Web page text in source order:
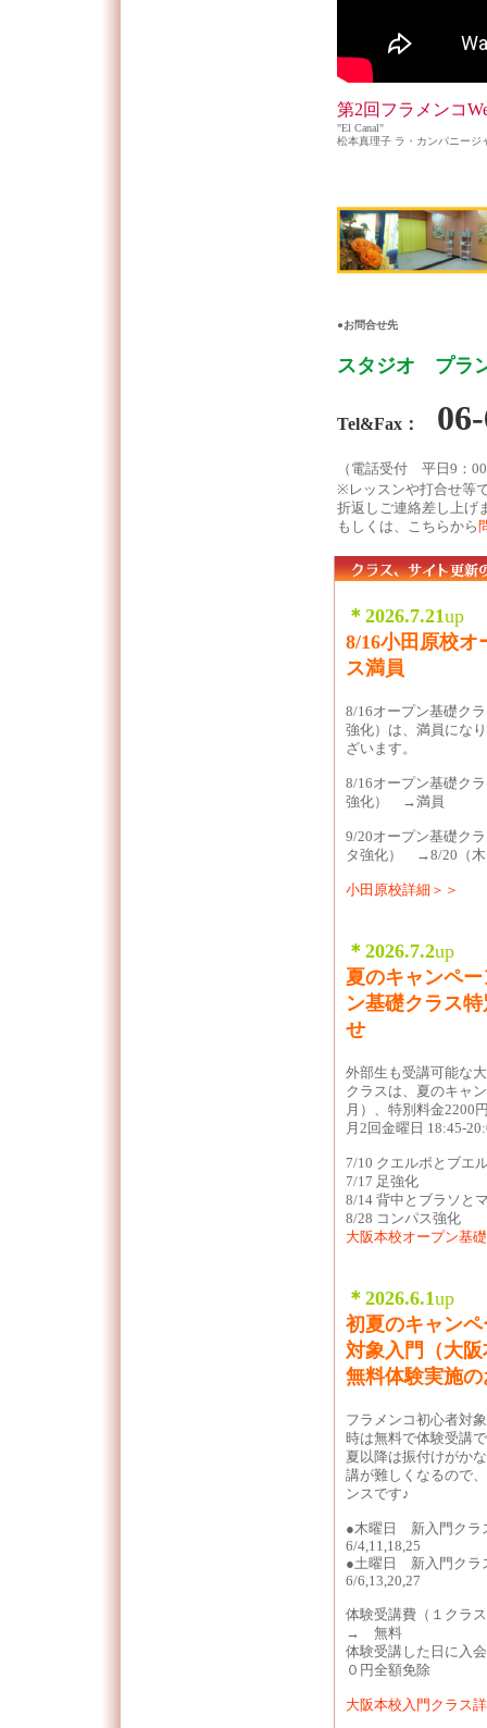
第2回フラメンコ
"El Canal"
松本真理子 ラ・カンパニー
●お問合せ先
スタジオ プラ
Tel&Fax：
（電話受付 平日9：
※レッスンや打合せ等
折返しご連絡差し上げ
もしくは、こちらから
＊2026.7.21up
8/16小田原校オ
ス満員
8/16オープン基礎ク
強化）は、満員にな
ざいます。
8/16オープン基礎ク
強化） →満員
9/20オープン基礎ク
タ強化） →8/20（木
小田原校詳細＞＞
＊2026.7.2up
夏のキャンペ
ン基礎クラス
せ
外部生も受講可能な大阪本校
クラスは、夏のキャ
月）、特別料金2200
月2回金曜日 18:45-
7/10 クエルポとブエ
7/17 足強化
8/14 背中とブラソと
8/28 コンパス強化
大阪本校オープン基
＊2026.6.1up
初夏のキャン
対象入門（大
無料体験実施
フラメンコ初心者対
時は無料で体験受講
夏以降は振付けがか
講が難しくなるので
ンスです♪
●木曜日 新入門ク
6/4,11,18,25
●土曜日 新入門クラ
6/6,13,20,27
体験受講費（１クラ
→ 無料
体験受講した日に入
０円全額免除
大阪本校入門クラス